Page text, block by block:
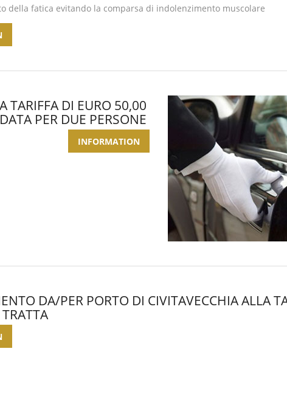
della fatica evitando la comparsa di indolenzimento muscolare
TARIFFA DI EURO 50,00
PER DUE PERSONE
INFORMATION
DA/PER PORTO DI CIVITAVECCHIA ALLA